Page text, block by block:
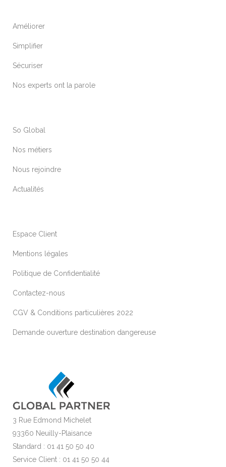
Améliorer
Simplifier
Sécuriser
Nos experts ont la parole
So Global
Nos métiers
Nous rejoindre
Actualités
Espace Client
Mentions légales
Politique de Confidentialité
Contactez-nous
CGV & Conditions particulières 2022
Demande ouverture destination dangereuse
3 Rue Edmond Michelet
93360 Neuilly-Plaisance
Standard : 01 41 50 50 40
Service Client : 01 41 50 50 44